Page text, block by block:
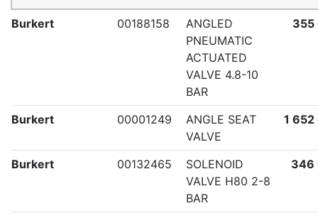
Burkert 00188158
ANGLED
PNEUMATIC
ACTUATED
VALVE 4.8-10
BAR
355
Burkert 00001249
ANGLE SEAT
VALVE
1 652
Burkert 00132465
SOLENOID
VALVE H80 2-8
BAR
346